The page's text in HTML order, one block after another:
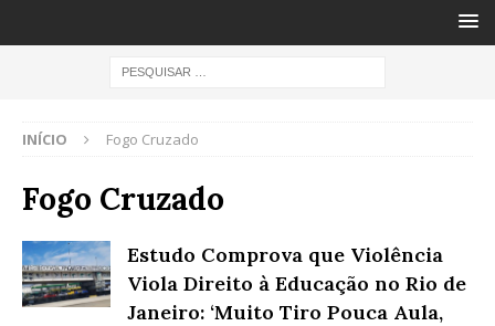
INÍCIO Fogo Cruzado
Fogo Cruzado
Estudo Comprova que Violência
Viola Direito à Educação no Rio de
Janeiro: ‘Muito Tiro Pouca Aula,